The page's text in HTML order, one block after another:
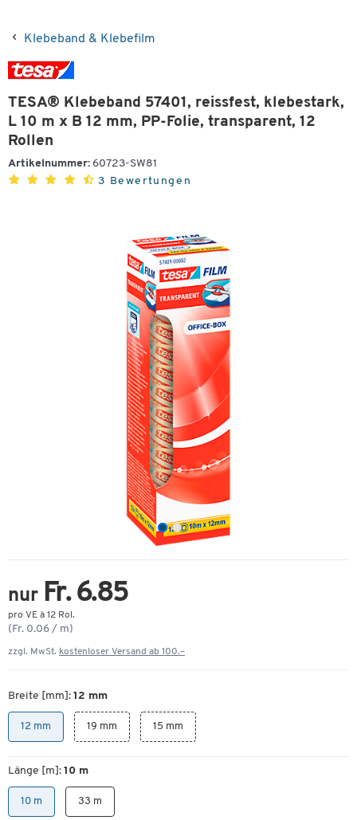
Klebeband & Klebefilm
TESA® Klebeband 57401, reissfest, klebestark,
L 10 m x B 12 mm, PP-Folie, transparent, 12
Rollen
Artikelnummer: 60723-SW81
3 Bewertungen
nur Fr. 6.85
pro VE à 12 Rol.
(Fr. 0.06 / m)
zzgl. MwSt. kostenloser Versand ab 100.–
Breite [mm]: 12 mm
12 mm 19 mm 15 mm
Länge [m]: 10 m
10 m 33 m